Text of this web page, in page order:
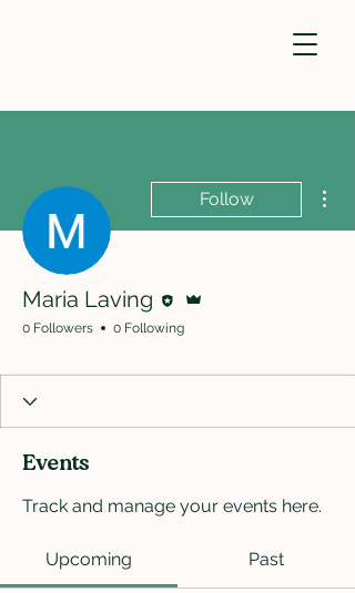
Follow
Maria Laving
0 Followers 0 Following
Events
Track and manage your events here.
Upcoming Past